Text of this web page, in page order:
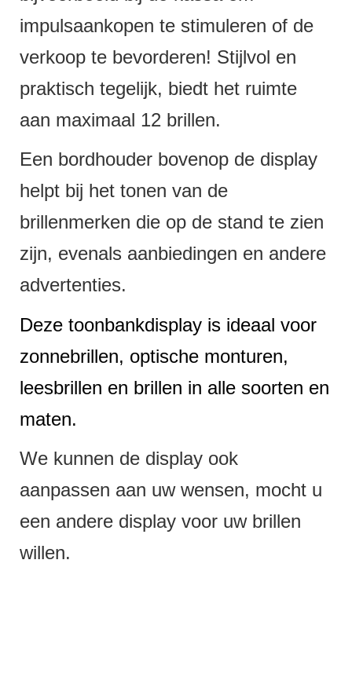
impulsaankopen te stimuleren of de
verkoop te bevorderen! Stijlvol en
praktisch tegelijk, biedt het ruimte
aan maximaal 12 brillen.
Een bordhouder bovenop de display
helpt bij het tonen van de
brillenmerken die op de stand te zien
zijn, evenals aanbiedingen en andere
advertenties.
Deze toonbankdisplay is ideaal voor
zonnebrillen, optische monturen,
leesbrillen en brillen in alle soorten en
maten.
We kunnen de display ook
aanpassen aan uw wensen, mocht u
een andere display voor uw brillen
willen.